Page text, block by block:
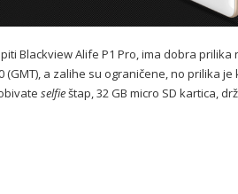
Blackview Alife P1 Pro, ima dobra prilika
(GMT), a zalihe su ograničene, no prilika
selfieštap, 32 GB micro SD kartica,